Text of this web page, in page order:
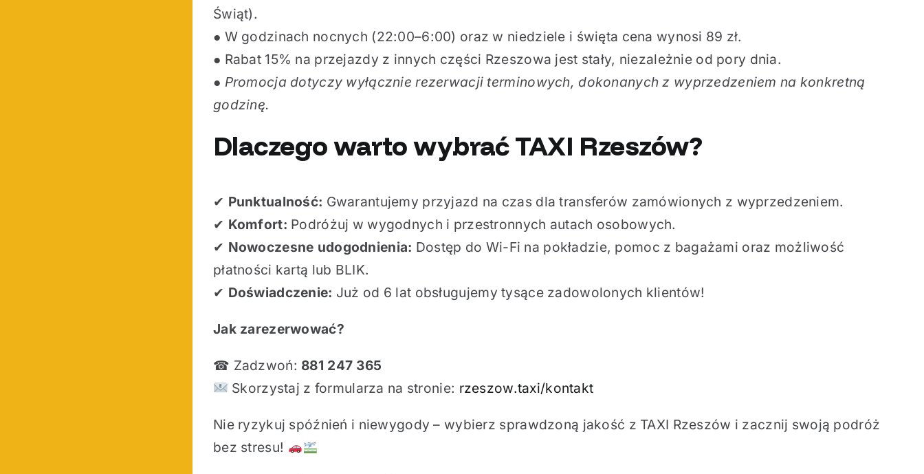
Świąt).
● W godzinach nocnych (22:00–6:00) oraz w niedziele i święta cena wynosi 89 zł.
● Rabat 15% na przejazdy z innych części Rzeszowa jest stały, niezależnie od pory dnia.
● Promocja dotyczy wyłącznie rezerwacji terminowych, dokonanych z wyprzedzeniem na konkretną
godzinę.
Dlaczego warto wybrać TAXI Rzeszów?
✔ Punktualność: Gwarantujemy przyjazd na czas dla transferów zamówionych z wyprzedzeniem.
✔ Komfort: Podróżuj w wygodnych i przestronnych autach osobowych.
✔ Nowoczesne udogodnienia: Dostęp do Wi-Fi na pokładzie, pomoc z bagażami oraz możliwość
płatności kartą lub BLIK.
✔ Doświadczenie: Już od 6 lat obsługujemy tysące zadowolonych klientów!
Jak zarezerwować?
☎ Zadzwoń: 881 247 365
Skorzystaj z formularza na stronie: rzeszow.taxi/kontakt
Nie ryzykuj spóźnień i niewygody – wybierz sprawdzoną jakość z TAXI Rzeszów i zacznij swoją podróż
bez stresu!